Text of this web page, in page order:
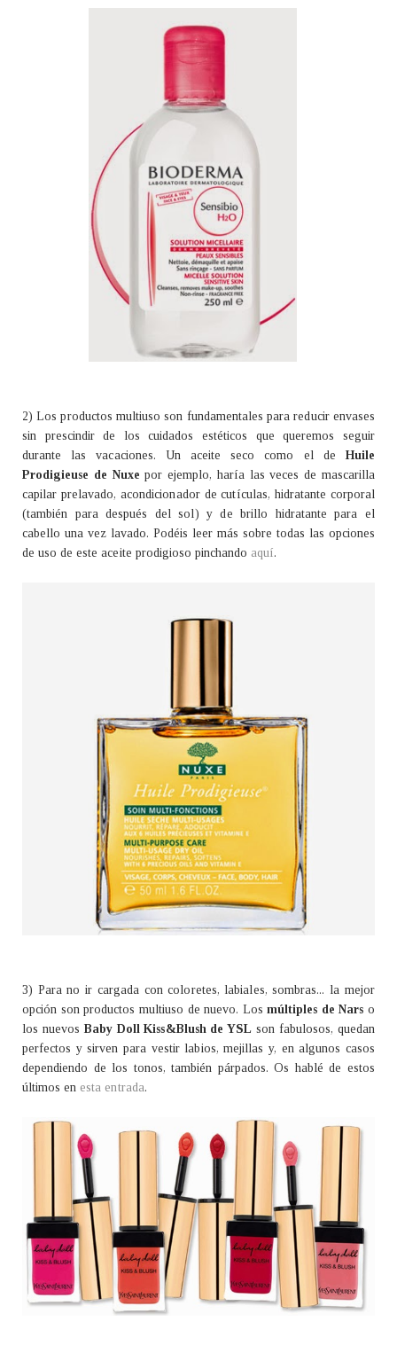
2) Los productos multiuso son fundamentales para reducir envases
sin prescindir de los cuidados estéticos que queremos seguir
durante las vacaciones. Un aceite seco como el deHuile
Prodigieuse de Nuxe por ejemplo, haría las veces de mascarilla
capilar prelavado, acondicionador de cutículas, hidratante corporal
(también para después del sol) y de brillo hidratante para el
cabello una vez lavado. Podéis leer más sobre todas las opciones
de uso de este aceite prodigioso pinchando aquí.
3) Para no ir cargada con coloretes, labiales, sombras... la mejor
opción son productos multiuso de nuevo. Losmúltiples de Nars o
los nuevos Baby Doll Kiss&Blush de YSL son fabulosos, quedan
perfectos y sirven para vestir labios, mejillas y, en algunos casos
dependiendo de los tonos, también párpados. Os hablé de estos
últimos en esta entrada.